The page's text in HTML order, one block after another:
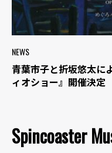
NEWS
青葉市子と折坂悠太に
ィオショー』開催決定
Spincoaster